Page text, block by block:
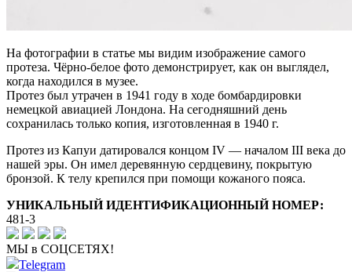
На фотографии в статье мы видим изображение самого
протеза. Чёрно-белое фото демонстрирует, как он выглядел,
когда находился в музее.
Протез был утрачен в 1941 году в ходе бомбардировки
немецкой авиацией Лондона. На сегодняшний день
сохранилась только копия, изготовленная в 1940 г.
Протез из Капуи датировался концом IV — началом III века до
нашей эры. Он имел деревянную сердцевину, покрытую
бронзой. К телу крепился при помощи кожаного пояса.
УНИКАЛЬНЫЙ ИДЕНТИФИКАЦИОННЫЙ НОМЕР:
481-3
МЫ в СОЦСЕТЯХ!
Telegram